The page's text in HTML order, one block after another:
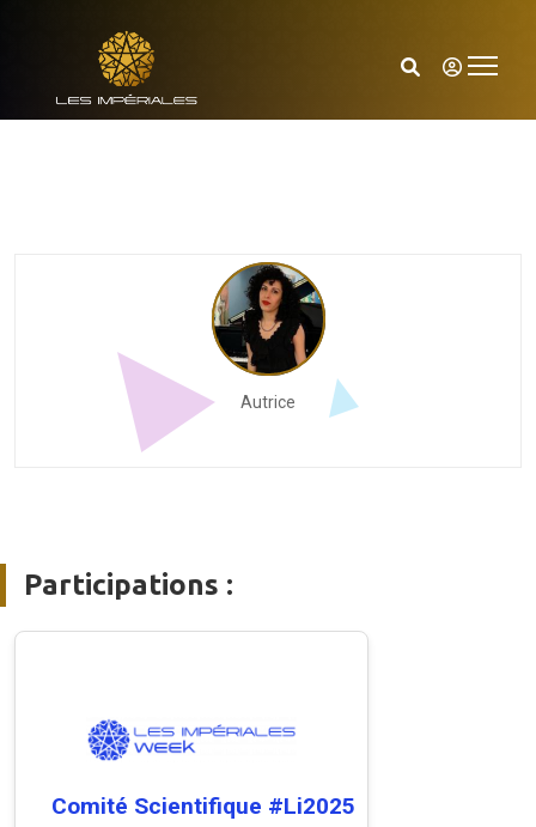
Autrice
Participations :
Comité Scientifique #Li2025